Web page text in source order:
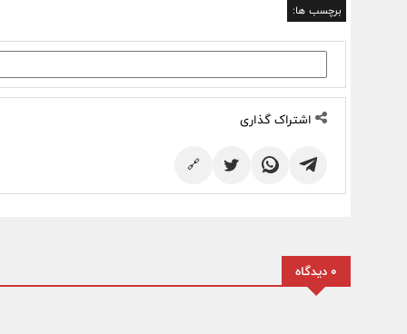
برچسب ها:
اشتراک گذاری
🔗
0 دیدگاه